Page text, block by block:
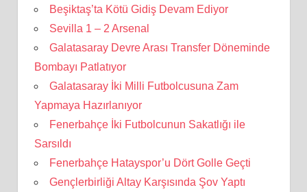
Beşiktaş’ta Kötü Gidiş Devam Ediyor
Sevilla 1 – 2 Arsenal
Galatasaray Devre Arası Transfer Döneminde
Bombayı Patlatıyor
Galatasaray İki Milli Futbolcusuna Zam
Yapmaya Hazırlanıyor
Fenerbahçe İki Futbolcunun Sakatlığı ile
Sarsıldı
Fenerbahçe Hatayspor’u Dört Golle Geçti
Gençlerbirliği Altay Karşısında Şov Yaptı